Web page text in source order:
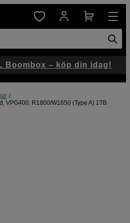
VPG400, R1800/W1650 (Type A) 1TB
Boombox – köp din idag!